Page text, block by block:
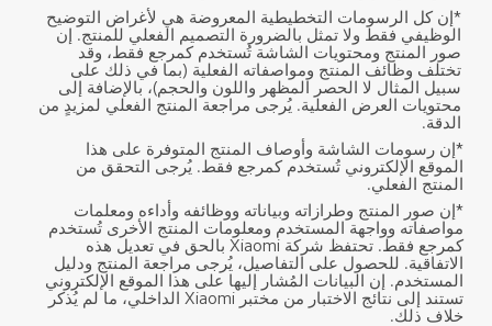
*إن كل الرسومات التخطيطية المعروضة هي لأغراض التوضيح
الوظيفي فقط ولا تمثل بالضرورة التصميم الفعلي للمنتج. إن
صور المنتج ومحتويات الشاشة تُستخدم كمرجع فقط، وقد
تختلف وظائف المنتج ومواصفاته الفعلية (بما في ذلك على
سبيل المثال لا الحصر المظهر واللون والحجم)، بالإضافة إلى
محتويات العرض الفعلية. يُرجى مراجعة المنتج الفعلي لمزيدٍ من
الدقة.
*إن رسومات الشاشة وأوصاف المنتج المتوفرة على هذا
الموقع الإلكتروني تُستخدم كمرجع فقط. يُرجى التحقق من
المنتج الفعلي.
*إن صور المنتج وطرازاته وبياناته ووظائفه وأداءه ومعلمات
مواصفاته وواجهة المستخدم ومعلومات المنتج الأخرى تُستخدم
كمرجع فقط. تحتفظ شركة Xiaomi بالحق في تعديل هذه
الاتفاقية. للحصول على التفاصيل، يُرجى مراجعة المنتج ودليل
المستخدم. إن البيانات المُشار إليها على هذا الموقع الإلكتروني
تستند إلى نتائج الاختبار من مختبر Xiaomi الداخلي، ما لم يُذكر
خلاف ذلك.